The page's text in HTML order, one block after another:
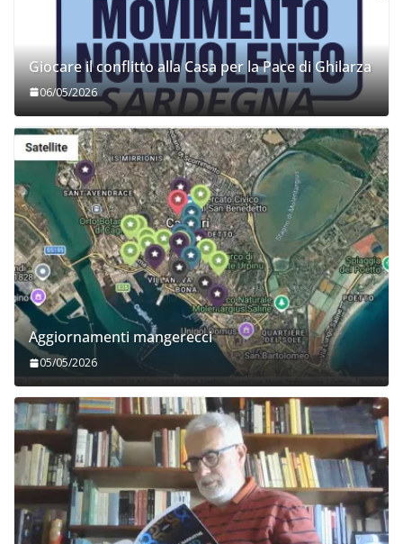
Giocare il conflitto alla Casa per la Pace di Ghilarza
06/05/2026
Aggiornamenti mangerecci
05/05/2026